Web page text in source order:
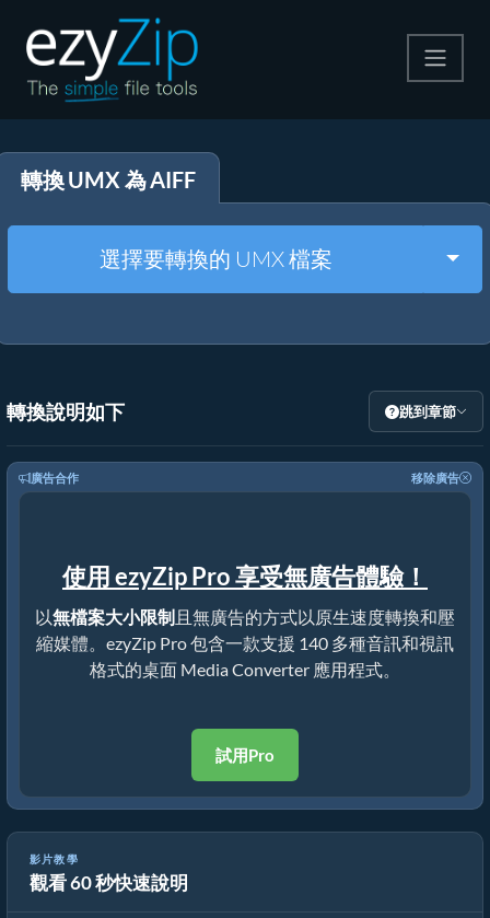
解壓縮
其他工具
轉換 UMX 為 AIFF
選擇要轉換的 UMX 檔案
轉換說明如下 跳到章節
廣告合作 移除廣告
使用 ezyZip Pro 享受無廣告體驗！
以無檔案大小限制且無廣告的方式以原生速度轉換和壓
縮媒體。ezyZip Pro 包含一款支援 140 多種音訊和視訊
格式的桌面 Media Converter 應用程式。
試用Pro
影片教學
觀看 60 秒快速說明
如何在線上免費轉換 umx 檔案